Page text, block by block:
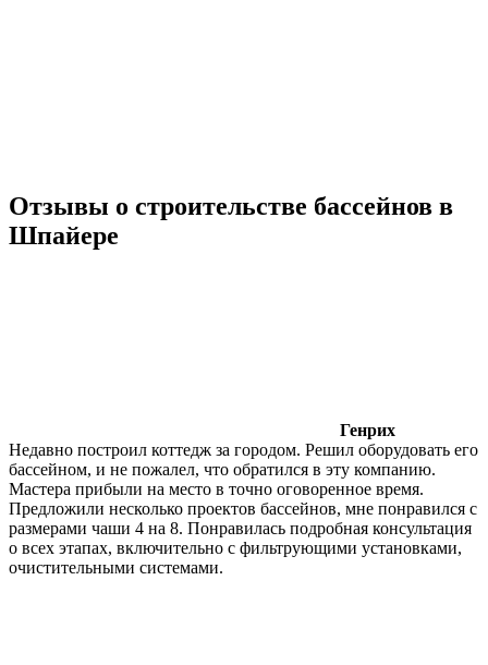
Отзывы о строительстве бассейнов в
Шпайере
Генрих
Недавно построил коттедж за городом. Решил оборудовать его
бассейном, и не пожалел, что обратился в эту компанию.
Мастера прибыли на место в точно оговоренное время.
Предложили несколько проектов бассейнов, мне понравился с
размерами чаши 4 на 8. Понравилась подробная консультация
о всех этапах, включительно с фильтрующими установками,
очистительными системами.